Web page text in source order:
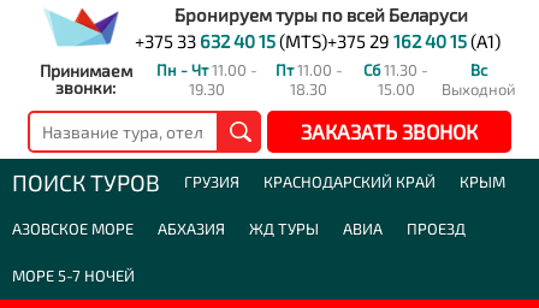
Бронируем туры по всей Беларуси
+375 33 632 40 15(MTS)+375 29 162 40 15(A1)
Принимаем
звонки:
Пн - Чт11.00 -
19.30
Пт11.00 -
18.30
Сб11.30 -
15.00
Вс
Выходной
ЗАКАЗАТЬ ЗВОНОК
ПОИСК ТУРОВ ГРУЗИЯ КРАСНОДАРСКИЙ КРАЙ КРЫМ
АЗОВСКОЕ МОРЕ АБХАЗИЯ ЖД ТУРЫ АВИА ПРОЕЗД
МОРЕ 5-7 НОЧЕЙ